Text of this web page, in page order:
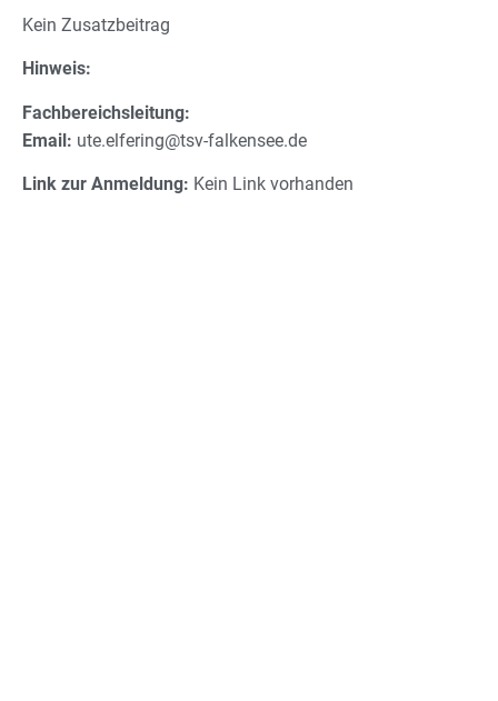
Kein Zusatzbeitrag
Hinweis:
Fachbereichsleitung:
Email: ute.elfering@tsv-falkensee.de
Link zur Anmeldung: Kein Link vorhanden